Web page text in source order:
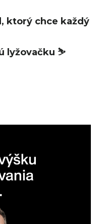
ktorý chce každý
lyžovačku ⛷️